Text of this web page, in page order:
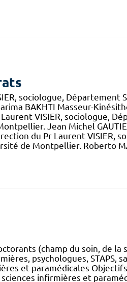
sociologue, Département
BAKHTI Masseur-
VISIER, sociologue,
Jean Michel
du Pr Laurent VISIER,
de Montpellier. Roberto
(champ du soin, de la
psychologues, STAPS,
et paramédicales
infirmières et